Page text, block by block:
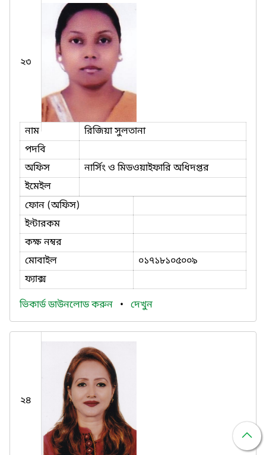
২৩
নাম
রিজিয়া সুলতানা
পদবি
অফিস
নার্সিং ও মিডওয়াইফারি অধিদপ্তর
ইমেইল
ফোন (অফিস)
ইন্টারকম
কক্ষ নম্বর
মোবাইল
০১৭১৮১০৫০০৯
ফ্যাক্স
ভিকার্ড ডাউনলোড করুন • দেখুন
২৪